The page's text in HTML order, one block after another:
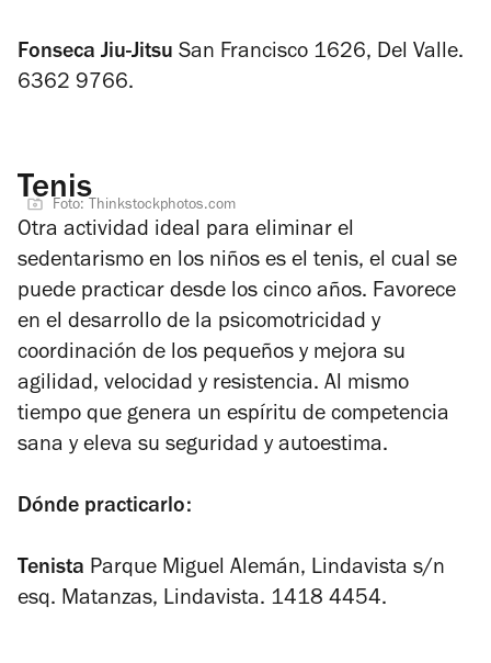
Fonseca Jiu-Jitsu San Francisco 1626, Del Valle.
6362 9766.
Tenis
Foto: Thinkstockphotos.com
Otra actividad ideal para eliminar el
sedentarismo en los niños es el tenis, el cual se
puede practicar desde los cinco años. Favorece
en el desarrollo de la psicomotricidad y
coordinación de los pequeños y mejora su
agilidad, velocidad y resistencia. Al mismo
tiempo que genera un espíritu de competencia
sana y eleva su seguridad y autoestima.
Dónde practicarlo:
Tenista Parque Miguel Alemán, Lindavista s/n
esq. Matanzas, Lindavista. 1418 4454.